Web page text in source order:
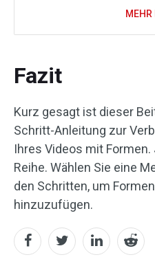
MEHR
Fazit
Kurz gesagt ist dieser
Schritt-Anleitung zur
Ihres Videos mit
Reihe. Wählen Sie eine
den Schritten, um
hinzuzufügen.